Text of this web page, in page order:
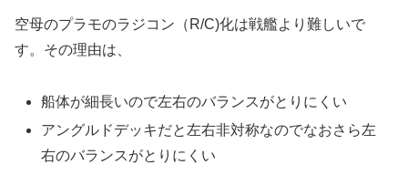
空母のプラモのラジコン（R/C)化は戦艦より難しいで
す。その理由は、
船体が細長いので左右のバランスがとりにくい
アングルドデッキだと左右非対称なのでなおさら左
右のバランスがとりにくい